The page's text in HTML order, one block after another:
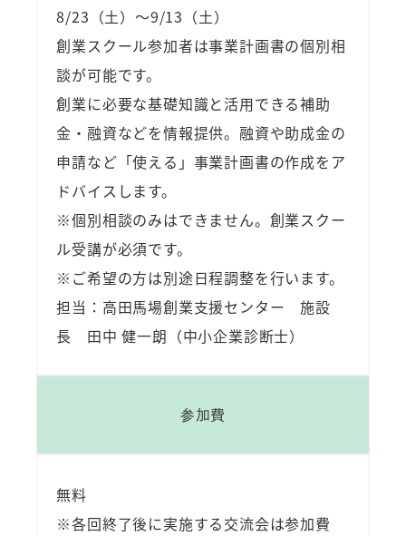
8/23（土）～9/13（土）
創業スクール参加者は事業計画書の個別相
談が可能です。
創業に必要な基礎知識と活用できる補助
金・融資などを情報提供。融資や助成金の
申請など「使える」事業計画書の作成をア
ドバイスします。
※個別相談のみはできません。創業スクー
ル受講が必須です。
※ご希望の方は別途日程調整を行います。
担当：高田馬場創業支援センター 施設
長 田中 健一朗（中小企業診断士）
参加費
無料
※各回終了後に実施する交流会は参加費